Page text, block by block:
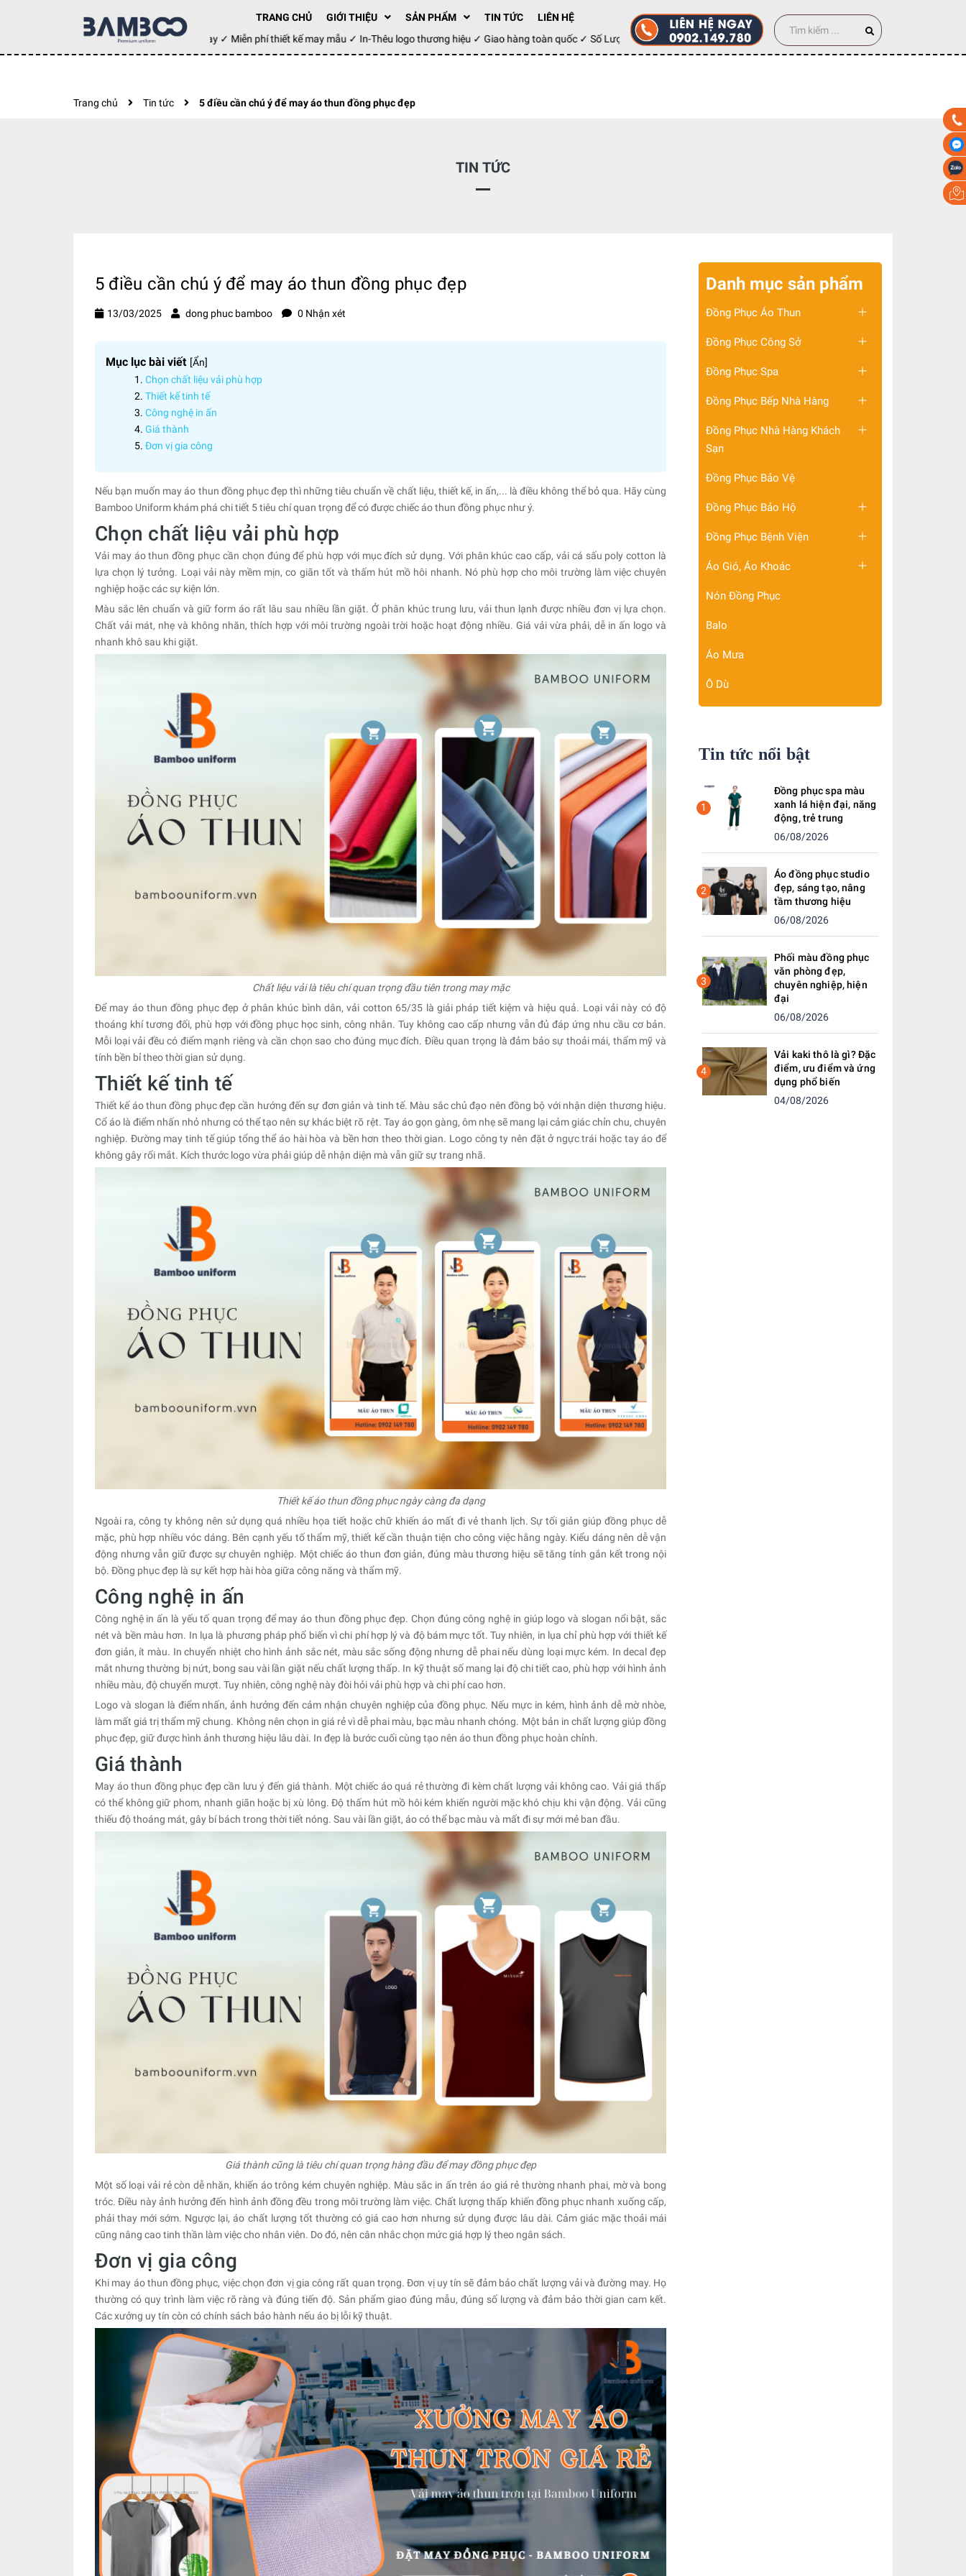
TRANG CHỦ GIỚI THIỆU SẢN PHẨM TIN TỨC
LIÊN HỆ
Đặt hàng hôm nay ✓ Miễn phí thiết kế may mẫu ✓ In-Thêu logo thương hiệu ✓ Giao hàng toàn quốc ✓ Số Lượng 100 cái
Trang chủ Tin tức 5 điều cần chú ý để may áo thun đồng phục đẹp
TIN TỨC
5 điều cần chú ý để may áo thun đồng phục đẹp
13/03/2025 dong phuc bamboo 0 Nhận xét
Mục lục bài viết [Ẩn]
Chọn chất liệu vải phù hợp
Thiết kế tinh tế
Công nghệ in ấn
Giá thành
Đơn vị gia công
Nếu bạn muốn may áo thun đồng phục đẹp thì những tiêu chuẩn về chất liệu, thiết kế, in ấn,... là điều không thể bỏ qua. Hãy cùng
Bamboo Uniform khám phá chi tiết 5 tiêu chí quan trọng để có được chiếc áo thun đồng phục như ý.
Chọn chất liệu vải phù hợp
Vải may áo thun đồng phục cần chọn đúng để phù hợp với mục đích sử dụng. Với phân khúc cao cấp, vải cá sấu poly cotton là
lựa chọn lý tưởng. Loại vải này mềm mịn, co giãn tốt và thấm hút mồ hôi nhanh. Nó phù hợp cho môi trường làm việc chuyên
nghiệp hoặc các sự kiện lớn.
Màu sắc lên chuẩn và giữ form áo rất lâu sau nhiều lần giặt. Ở phân khúc trung lưu, vải thun lạnh được nhiều đơn vị lựa chọn.
Chất vải mát, nhẹ và không nhăn, thích hợp với môi trường ngoài trời hoặc hoạt động nhiều. Giá vải vừa phải, dễ in ấn logo và
nhanh khô sau khi giặt.
Chất liệu vải là tiêu chí quan trọng đầu tiên trong may mặc
Để may áo thun đồng phục đẹp ở phân khúc bình dân, vải cotton 65/35 là giải pháp tiết kiệm và hiệu quả. Loại vải này có độ
thoáng khí tương đối, phù hợp với đồng phục học sinh, công nhân. Tuy không cao cấp nhưng vẫn đủ đáp ứng nhu cầu cơ bản.
Mỗi loại vải đều có điểm mạnh riêng và cần chọn sao cho đúng mục đích. Điều quan trọng là đảm bảo sự thoải mái, thẩm mỹ và
tính bền bỉ theo thời gian sử dụng.
Thiết kế tinh tế
Thiết kế áo thun đồng phục đẹp cần hướng đến sự đơn giản và tinh tế. Màu sắc chủ đạo nên đồng bộ với nhận diện thương hiệu.
Cổ áo là điểm nhấn nhỏ nhưng có thể tạo nên sự khác biệt rõ rệt. Tay áo gọn gàng, ôm nhẹ sẽ mang lại cảm giác chỉn chu, chuyên
nghiệp. Đường may tinh tế giúp tổng thể áo hài hòa và bền hơn theo thời gian. Logo công ty nên đặt ở ngực trái hoặc tay áo để
không gây rối mắt. Kích thước logo vừa phải giúp dễ nhận diện mà vẫn giữ sự trang nhã.
Thiết kế áo thun đồng phục ngày càng đa dạng
Ngoài ra, công ty không nên sử dụng quá nhiều họa tiết hoặc chữ khiến áo mất đi vẻ thanh lịch. Sự tối giản giúp đồng phục dễ
mặc, phù hợp nhiều vóc dáng. Bên cạnh yếu tố thẩm mỹ, thiết kế cần thuận tiện cho công việc hằng ngày. Kiểu dáng nên dễ vận
động nhưng vẫn giữ được sự chuyên nghiệp. Một chiếc áo thun đơn giản, đúng màu thương hiệu sẽ tăng tính gắn kết trong nội
bộ. Đồng phục đẹp là sự kết hợp hài hòa giữa công năng và thẩm mỹ.
Công nghệ in ấn
Công nghệ in ấn là yếu tố quan trọng để may áo thun đồng phục đẹp. Chọn đúng công nghệ in giúp logo và slogan nổi bật, sắc
nét và bền màu hơn. In lụa là phương pháp phổ biến vì chi phí hợp lý và độ bám mực tốt. Tuy nhiên, in lụa chỉ phù hợp với thiết kế
đơn giản, ít màu. In chuyển nhiệt cho hình ảnh sắc nét, màu sắc sống động nhưng dễ phai nếu dùng loại mực kém. In decal đẹp
mắt nhưng thường bị nứt, bong sau vài lần giặt nếu chất lượng thấp. In kỹ thuật số mang lại độ chi tiết cao, phù hợp với hình ảnh
nhiều màu, độ chuyển mượt. Tuy nhiên, công nghệ này đòi hỏi vải phù hợp và chi phí cao hơn.
Logo và slogan là điểm nhấn, ảnh hưởng đến cảm nhận chuyên nghiệp của đồng phục. Nếu mực in kém, hình ảnh dễ mờ nhòe,
làm mất giá trị thẩm mỹ chung. Không nên chọn in giá rẻ vì dễ phai màu, bạc màu nhanh chóng. Một bản in chất lượng giúp đồng
phục đẹp, giữ được hình ảnh thương hiệu lâu dài. In đẹp là bước cuối cùng tạo nên áo thun đồng phục hoàn chỉnh.
Giá thành
May áo thun đồng phục đẹp cần lưu ý đến giá thành. Một chiếc áo quá rẻ thường đi kèm chất lượng vải không cao. Vải giá thấp
có thể không giữ phom, nhanh giãn hoặc bị xù lông. Độ thấm hút mồ hôi kém khiến người mặc khó chịu khi vận động. Vải cũng
thiếu độ thoáng mát, gây bí bách trong thời tiết nóng. Sau vài lần giặt, áo có thể bạc màu và mất đi sự mới mẻ ban đầu.
Giá thành cũng là tiêu chí quan trọng hàng đầu để may đồng phục đẹp
Một số loại vải rẻ còn dễ nhăn, khiến áo trông kém chuyên nghiệp. Màu sắc in ấn trên áo giá rẻ thường nhanh phai, mờ và bong
tróc. Điều này ảnh hưởng đến hình ảnh đồng đều trong môi trường làm việc. Chất lượng thấp khiến đồng phục nhanh xuống cấp,
phải thay mới sớm. Ngược lại, áo chất lượng tốt thường có giá cao hơn nhưng sử dụng được lâu dài. Cảm giác mặc thoải mái
cũng nâng cao tinh thần làm việc cho nhân viên. Do đó, nên cân nhắc chọn mức giá hợp lý theo ngân sách.
Đơn vị gia công
Khi may áo thun đồng phục, việc chọn đơn vị gia công rất quan trọng. Đơn vị uy tín sẽ đảm bảo chất lượng vải và đường may. Họ
thường có quy trình làm việc rõ ràng và đúng tiến độ. Sản phẩm giao đúng mẫu, đúng số lượng và đảm bảo thời gian cam kết.
Các xưởng uy tín còn có chính sách bảo hành nếu áo bị lỗi kỹ thuật.
Danh mục sản phẩm
Đồng Phục Áo Thun
Đồng Phục Công Sở
Đồng Phục Spa
Đồng Phục Bếp Nhà Hàng
Đồng Phục Nhà Hàng Khách
Sạn
Đồng Phục Bảo Vệ
Đồng Phục Bảo Hộ
Đồng Phục Bệnh Viện
Áo Gió, Áo Khoác
Nón Đồng Phục
Balo
Áo Mưa
Ô Dù
Tin tức nổi bật
1
Đồng phục spa màu
xanh lá hiện đại, năng
động, trẻ trung
06/08/2026
2
Áo đồng phục studio
đẹp, sáng tạo, nâng
tầm thương hiệu
06/08/2026
3
Phối màu đồng phục
văn phòng đẹp,
chuyên nghiệp, hiện
đại
06/08/2026
4
Vải kaki thô là gì? Đặc
điểm, ưu điểm và ứng
dụng phổ biến
04/08/2026